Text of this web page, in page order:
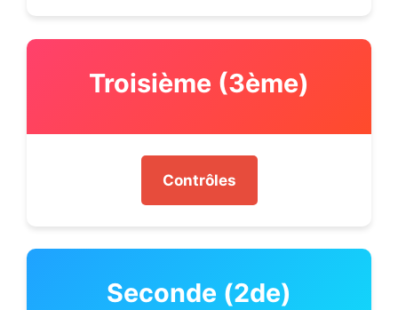
Troisième (3ème)
Contrôles
Seconde (2de)